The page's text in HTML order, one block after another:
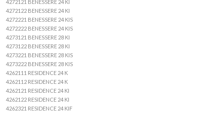
4272121 BENESSERE 24 KI
4272122 BENESSERE 24 KI
4272221 BENESSERE 24 KIS
4272222 BENESSERE 24 KIS
4273121 BENESSERE 28 KI
4273122 BENESSERE 28 KI
4273221 BENESSERE 28 KIS
4273222 BENESSERE 28 KIS
4262111 RESIDENCE 24 K
4262112 RESIDENCE 24 K
4262121 RESIDENCE 24 KI
4262122 RESIDENCE 24 KI
4262321 RESIDENCE 24 KIF